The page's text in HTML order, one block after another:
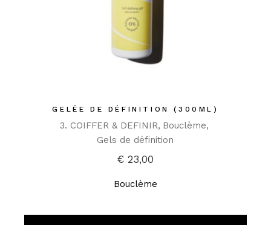
GELÉE DE DÉFINITION (300ML)
3. COIFFER & DEFINIR Bouclème
Gels de définition
€ 23,00
Bouclème